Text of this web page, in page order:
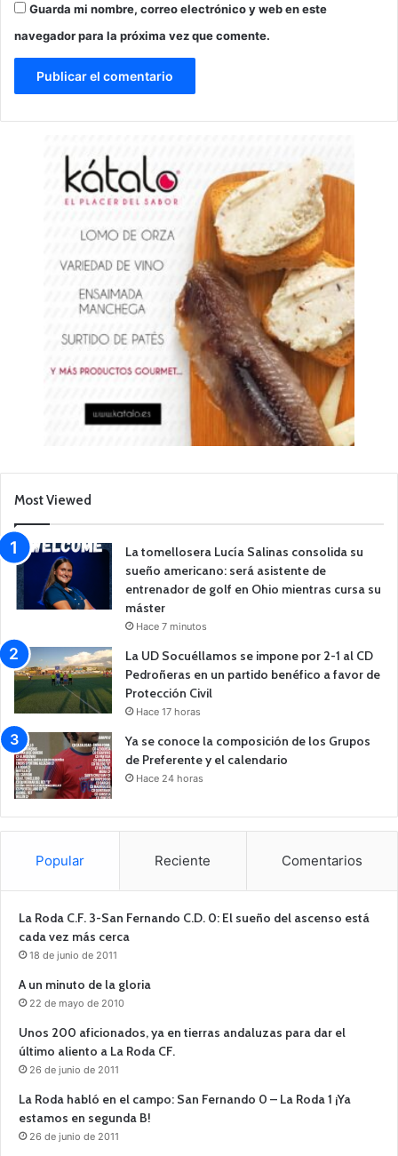
Guarda mi nombre, correo electrónico y web en este
navegador para la próxima vez que comente.
Most Viewed
La tomellosera Lucía Salinas consolida su
sueño americano: será asistente de
entrenador de golf en Ohio mientras cursa su
máster
Hace 7 minutos
La UD Socuéllamos se impone por 2-1 al CD
Pedroñeras en un partido benéfico a favor de
Protección Civil
Hace 17 horas
Ya se conoce la composición de los Grupos
de Preferente y el calendario
Hace 24 horas
Popular Reciente Comentarios
La Roda C.F. 3-San Fernando C.D. 0: El sueño del ascenso está
cada vez más cerca
18 de junio de 2011
A un minuto de la gloria
22 de mayo de 2010
Unos 200 aficionados, ya en tierras andaluzas para dar el
último aliento a La Roda CF.
26 de junio de 2011
La Roda habló en el campo: San Fernando 0 – La Roda 1 ¡Ya
estamos en segunda B!
26 de junio de 2011